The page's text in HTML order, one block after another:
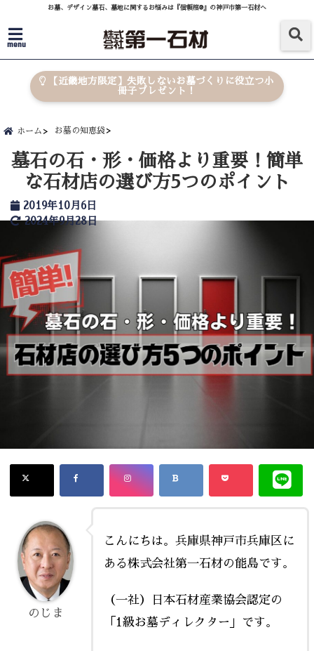
お墓、デザイン墓石、墓地に関するお悩みは『信頼棺®』の神戸市第一石材へ
menu
【近畿地方限定】失敗しないお墓づくりに役立つ小
冊子プレゼント！
ホーム お墓の知恵袋
墓石の石・形・価格より重要！簡単
な石材店の選び方5つのポイント
2019年10月6日
2024年9月28日
こんにちは。兵庫県神戸市兵庫区に
ある株式会社第一石材の能島です。
（一社）日本石材産業協会認定の
「1級お墓ディレクター」です。
のじま